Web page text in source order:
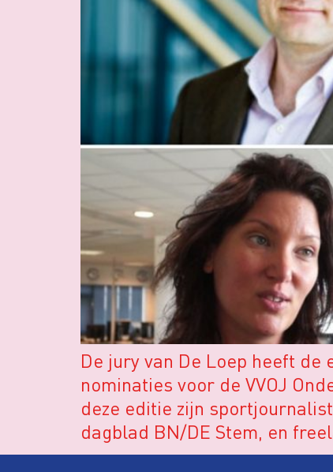
De jury van De Loep heeft
nominaties voor de VVOJ
deze editie zijn
dagblad BN/DE Stem, en